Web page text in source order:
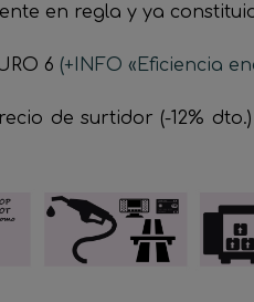
en regla y ya
6 (+INFO «Eficiencia
de surtidor (-12%